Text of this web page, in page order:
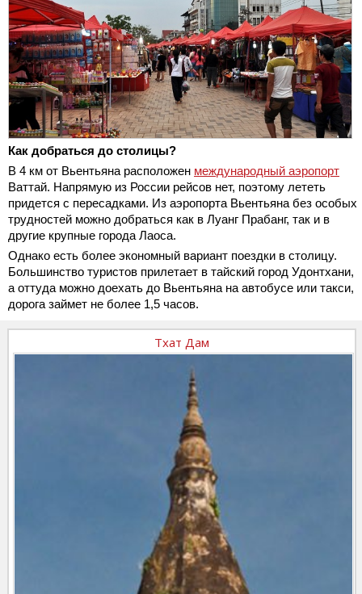
Как добраться до столицы?
В 4 км от Вьентьяна расположен международный аэропорт
Ваттай. Напрямую из России рейсов нет, поэтому лететь
придется с пересадками. Из аэропорта Вьентьяна без особых
трудностей можно добраться как в Луанг Прабанг, так и в
другие крупные города Лаоса.
Однако есть более экономный вариант поездки в столицу.
Большинство туристов прилетает в тайский город Удонтхани,
а оттуда можно доехать до Вьентьяна на автобусе или такси,
дорога займет не более 1,5 часов.
Тхат Дам